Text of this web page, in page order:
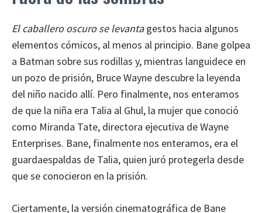
El caballero oscuro se levantagestos hacia algunos
elementos cómicos, al menos al principio. Bane golpea
a Batman sobre sus rodillas y, mientras languidece en
un pozo de prisión, Bruce Wayne descubre la leyenda
del niño nacido allí. Pero finalmente, nos enteramos
de que la niña era Talia al Ghul, la mujer que conoció
como Miranda Tate, directora ejecutiva de Wayne
Enterprises. Bane, finalmente nos enteramos, era el
guardaespaldas de Talia, quien juró protegerla desde
que se conocieron en la prisión.
Ciertamente, la versión cinematográfica de Bane